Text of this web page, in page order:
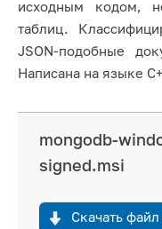
исходным кодом,
таблиц.
JSON-подобные
Написана на языке
mongodb-
signed.msi
Скачать файл